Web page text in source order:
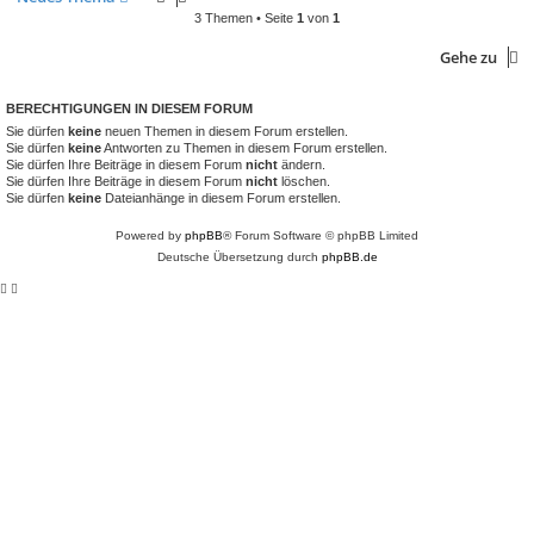
3 Themen • Seite 1 von 1
Gehe zu
BERECHTIGUNGEN IN DIESEM FORUM
Sie dürfen keine neuen Themen in diesem Forum erstellen.
Sie dürfen keineAntworten zu Themen in diesem Forum erstellen.
Sie dürfen Ihre Beiträge in diesem Forum nicht ändern.
Sie dürfen Ihre Beiträge in diesem Forum nicht löschen.
Sie dürfen keine Dateianhänge in diesem Forum erstellen.
Powered by phpBB® Forum Software © phpBB Limited
Deutsche Übersetzung durch phpBB.de